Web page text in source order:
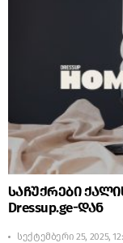
საჩუქრები
Dressup.ge-დან
სექტემბერი 25, 2025,